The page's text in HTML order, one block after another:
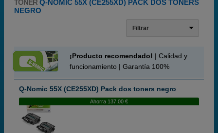
TONER Q-NOMIC 55X (CE255XD) PACK DOS TONERS
NEGRO
Filtrar
¡Producto recomendado! | Calidad y
funcionamiento | Garantía 100%
Q-Nomic 55X (CE255XD) Pack dos toners negro
Ahorra 137,00 €